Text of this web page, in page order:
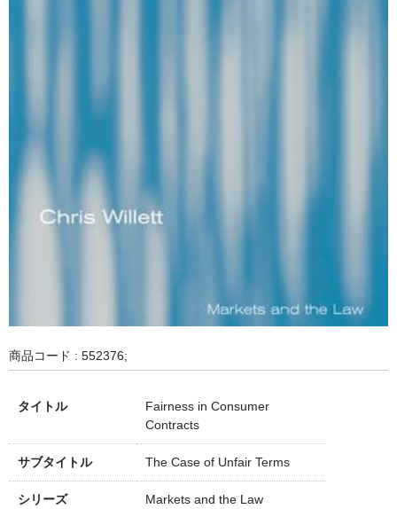
商品コード : 552376;
タイトル
Fairness in Consumer
Contracts
サブタイトル The Case of Unfair Terms
シリーズ Markets and the Law